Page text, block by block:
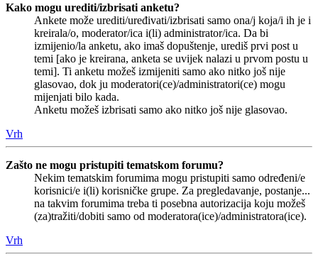
Kako mogu urediti/izbrisati anketu?
Ankete može urediti/uređivati/izbrisati samo ona/j koja/i ih je i
kreirala/o, moderator/ica i(li) administrator/ica. Da bi
izmijenio/la anketu, ako imaš dopuštenje, urediš prvi post u
temi [ako je kreirana, anketa se uvijek nalazi u prvom postu u
temi]. Ti anketu možeš izmijeniti samo ako nitko još nije
glasovao, dok ju moderatori(ce)/administratori(ce) mogu
mijenjati bilo kada.
Anketu možeš izbrisati samo ako nitko još nije glasovao.
Vrh
Zašto ne mogu pristupiti tematskom forumu?
Nekim tematskim forumima mogu pristupiti samo određeni/e
korisnici/e i(li) korisničke grupe. Za pregledavanje, postanje...
na takvim forumima treba ti posebna autorizacija koju možeš
(za)tražiti/dobiti samo od moderatora(ice)/administratora(ice).
Vrh